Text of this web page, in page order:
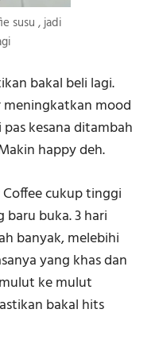
susu , jadi
bakal beli lagi.
meningkatkan mood
kesana ditambah
happy deh.
cukup tinggi
buka. 3 hari
banyak, melebihi
yang khas dan
ke mulut
bakal hits